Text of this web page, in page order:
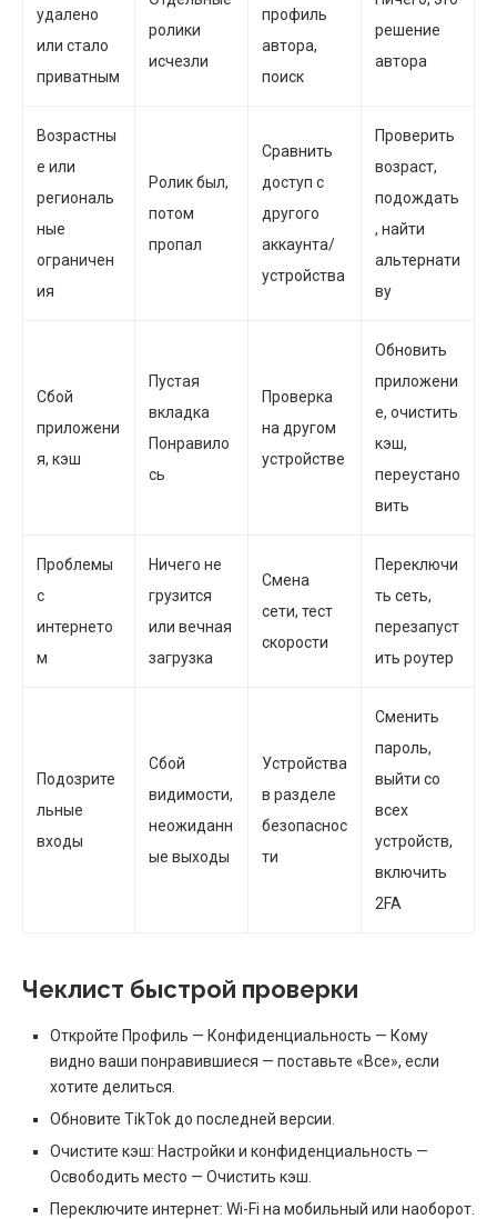
удалено
или стало
приватным
ролики
исчезли
профиль
автора,
поиск
решение
автора
Возрастны
е или
региональ
ные
ограничен
ия
Ролик был,
потом
пропал
Сравнить
доступ с
другого
аккаунта/
устройства
Проверить
возраст,
подождать
, найти
альтернати
ву
Сбой
приложени
я, кэш
Пустая
вкладка
Понравило
сь
Проверка
на другом
устройстве
Обновить
приложени
е, очистить
кэш,
переустано
вить
Проблемы
с
интернето
м
Ничего не
грузится
или вечная
загрузка
Смена
сети, тест
скорости
Переключи
ть сеть,
перезапуст
ить роутер
Подозрите
льные
входы
Сбой
видимости,
неожиданн
ые выходы
Устройства
в разделе
безопаснос
ти
Сменить
пароль,
выйти со
всех
устройств,
включить
2FA
Чеклист быстрой проверки
Откройте Профиль — Конфиденциальность — Кому
видно ваши понравившиеся — поставьте «Все», если
хотите делиться.
Обновите TikTok до последней версии.
Очистите кэш: Настройки и конфиденциальность —
Освободить место — Очистить кэш.
Переключите интернет: Wi-Fi на мобильный или наоборот.